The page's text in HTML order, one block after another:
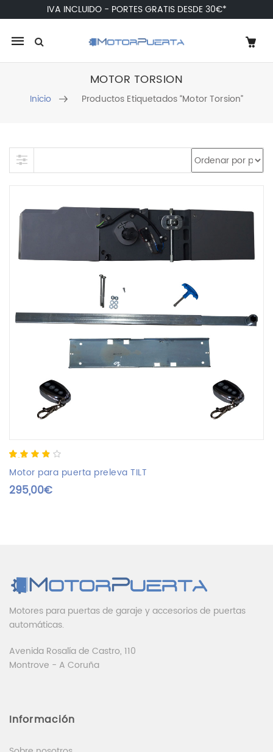
IVA INCLUIDO - PORTES GRATIS DESDE 30€*
Mobile
navigation
MOTOR TORSION
Inicio Productos Etiquetados “motor Torsion”
Skip to content
3.67out
of
5
based
3
customer
ratings
Motor para puerta preleva TILT
295,00€
Motores para puertas de garaje y accesorios de puertas
automáticas.
Avenida Rosalía de Castro, 110
Montrove - A Coruña
Información